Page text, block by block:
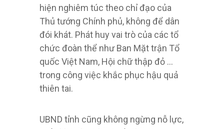
hiện nghiêm túc theo chỉ đạo của
Thủ tướng Chính phủ, không để dân
đói khát. Phát huy vai trò của các tổ
chức đoàn thể như Ban Mặt trận Tổ
quốc Việt Nam, Hội chữ thập đỏ …
trong công việc khắc phục hậu quả
thiên tai.
UBND tỉnh cũng không ngừng nỗ lực,